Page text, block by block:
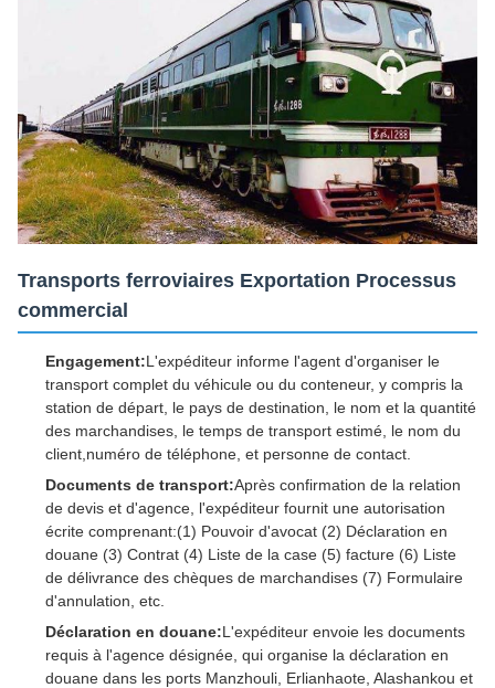
Transports ferroviaires Exportation Processus
commercial
Engagement:L'expéditeur informe l'agent d'organiser le
transport complet du véhicule ou du conteneur, y compris la
station de départ, le pays de destination, le nom et la quantité
des marchandises, le temps de transport estimé, le nom du
client,numéro de téléphone, et personne de contact.
Documents de transport:Après confirmation de la relation
de devis et d'agence, l'expéditeur fournit une autorisation
écrite comprenant:(1) Pouvoir d'avocat (2) Déclaration en
douane (3) Contrat (4) Liste de la case (5) facture (6) Liste
de délivrance des chèques de marchandises (7) Formulaire
d'annulation, etc.
Déclaration en douane:L'expéditeur envoie les documents
requis à l'agence désignée, qui organise la déclaration en
douane dans les ports Manzhouli, Erlianhaote, Alashankou et